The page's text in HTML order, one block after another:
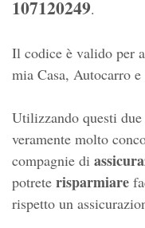
107120249.
Il codice è valido per
mia Casa, Autocarro
Utilizzando questi due
veramente molto
compagnie di
potrete risparmiare
rispetto un